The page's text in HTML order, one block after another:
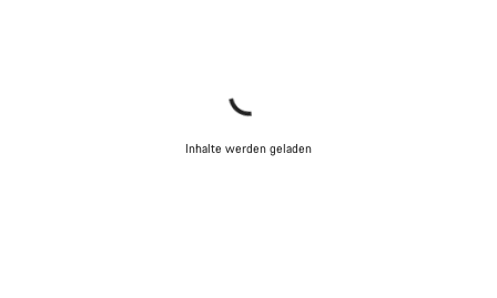
Inhalte werden geladen